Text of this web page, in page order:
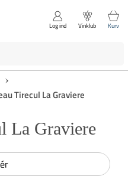
Luk
Log ind Vinklub Kurv
Tirecul La Graviere
La Graviere